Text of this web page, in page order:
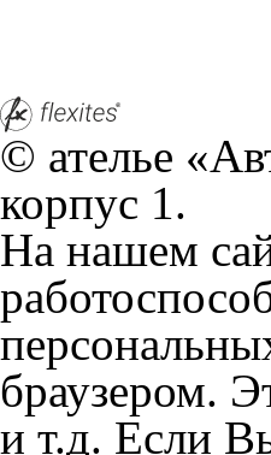
корпус 1.
На нашем
браузером.
и т.д. Если
согласие на
Положении